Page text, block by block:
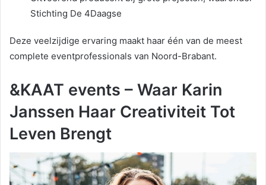
Stichting De 4Daagse
Deze veelzijdige ervaring maakt haar één van de meest
complete eventprofessionals van Noord-Brabant.
&KAAT events – Waar Karin
Janssen Haar Creativiteit Tot
Leven Brengt